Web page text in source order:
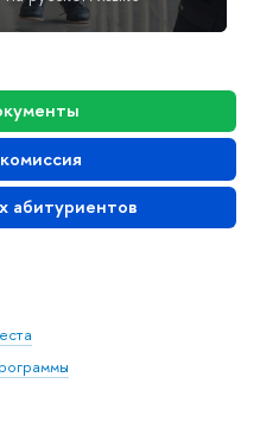
абитуриентов